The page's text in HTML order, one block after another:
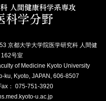
京都大学大学院医学研究科 人間健
162号室
of Medicine Kyoto University
ku, Kyoto, JAPAN, 606-8507
： 075-751-3920
u.ac.jp